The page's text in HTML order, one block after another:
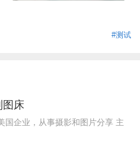
#测试
图床
国企业，从事摄影和图片分享 主